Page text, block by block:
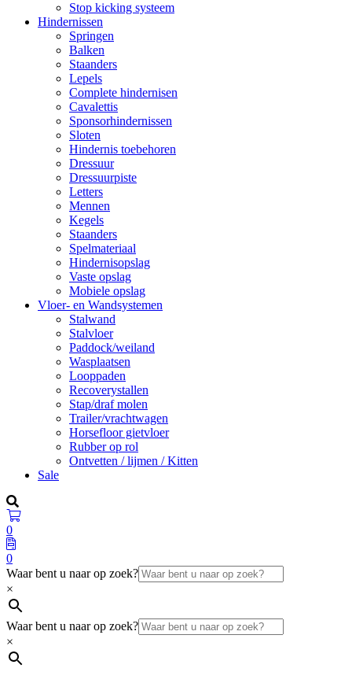
Stop kicking systeem
Hindernissen
Springen
Balken
Staanders
Lepels
Complete hindernisen
Cavalettis
Sponsorhindernissen
Sloten
Hindernis toebehoren
Dressuur
Dressuurpiste
Letters
Mennen
Kegels
Staanders
Spelmateriaal
Hindernisopslag
Vaste opslag
Mobiele opslag
Vloer- en Wandsystemen
Stalwand
Stalvloer
Paddock/weiland
Wasplaatsen
Looppaden
Recoverystallen
Stap/draf molen
Trailer/vrachtwagen
Horsefloor gietvloer
Rubber op rol
Ontvetten / lijmen / Kitten
Sale
0
0
Waar bent u naar op zoek?
×
Waar bent u naar op zoek?
×